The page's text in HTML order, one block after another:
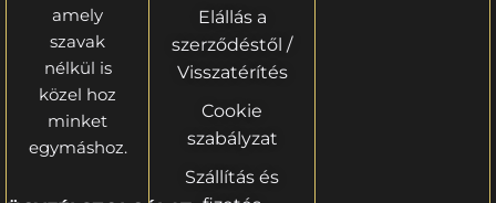
amely
szavak
nélkül is
közel hoz
minket
egymáshoz.
Elállás a
szerződéstől /
Visszatérítés
Cookie
szabályzat
Szállítás és